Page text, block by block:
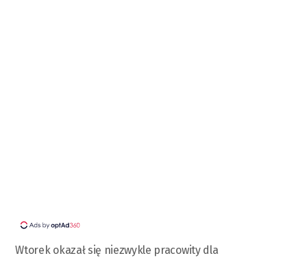
Wtorek okazał się niezwykle pracowity dla